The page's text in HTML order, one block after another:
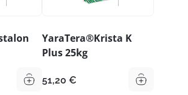
YaraTera®Krista K
Plus 25kg
51,20 €